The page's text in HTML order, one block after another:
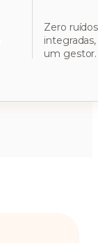
Zero
um gestor.